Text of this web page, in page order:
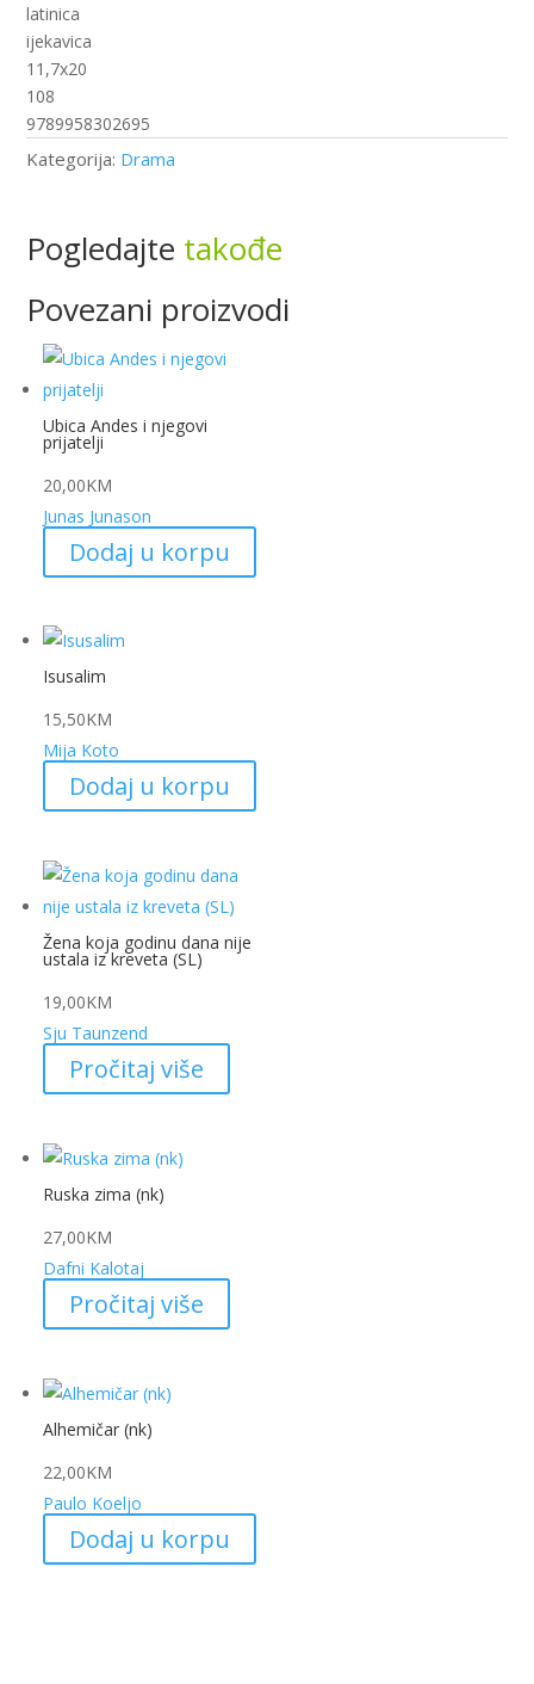
latinica
ijekavica
11,7x20
108
9789958302695
Kategorija: Drama
Pogledajte takođe
Povezani proizvodi
Ubica Andes i njegovi
prijatelji
20,00KM
Junas Junason
Dodaj u korpu
Isusalim
15,50KM
Mija Koto
Dodaj u korpu
Žena koja godinu dana nije
ustala iz kreveta (SL)
19,00KM
Sju Taunzend
Pročitaj više
Ruska zima (nk)
27,00KM
Dafni Kalotaj
Pročitaj više
Alhemičar (nk)
22,00KM
Paulo Koeljo
Dodaj u korpu